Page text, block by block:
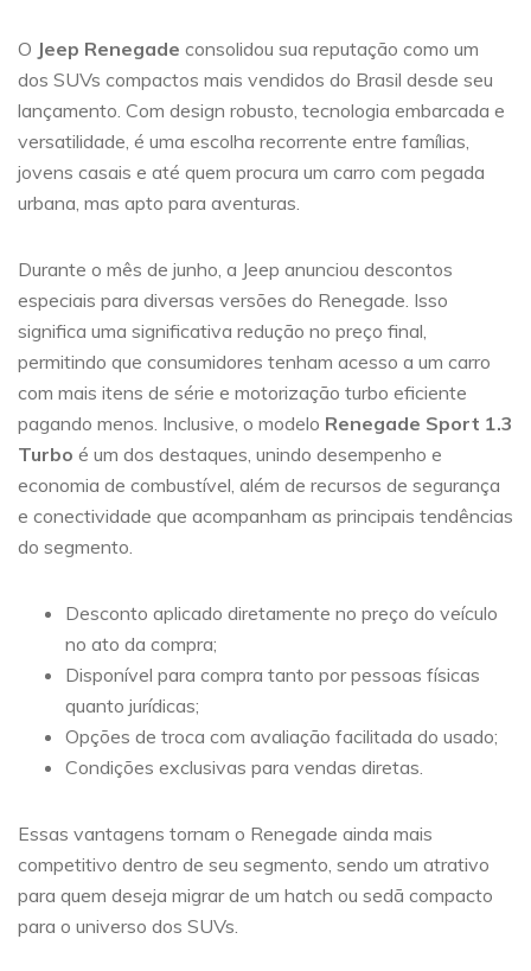
O Jeep Renegade consolidou sua reputação como um
dos SUVs compactos mais vendidos do Brasil desde seu
lançamento. Com design robusto, tecnologia embarcada e
versatilidade, é uma escolha recorrente entre famílias,
jovens casais e até quem procura um carro com pegada
urbana, mas apto para aventuras.
Durante o mês de junho, a Jeep anunciou descontos
especiais para diversas versões do Renegade. Isso
significa uma significativa redução no preço final,
permitindo que consumidores tenham acesso a um carro
com mais itens de série e motorização turbo eficiente
pagando menos. Inclusive, o modelo Renegade Sport 1.3
Turbo é um dos destaques, unindo desempenho e
economia de combustível, além de recursos de segurança
e conectividade que acompanham as principais tendências
do segmento.
Desconto aplicado diretamente no preço do veículo
no ato da compra;
Disponível para compra tanto por pessoas físicas
quanto jurídicas;
Opções de troca com avaliação facilitada do usado;
Condições exclusivas para vendas diretas.
Essas vantagens tornam o Renegade ainda mais
competitivo dentro de seu segmento, sendo um atrativo
para quem deseja migrar de um hatch ou sedã compacto
para o universo dos SUVs.